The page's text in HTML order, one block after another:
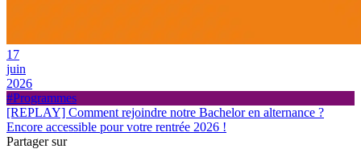
17
juin
2026
#Programmes
[REPLAY] Comment rejoindre notre Bachelor en alternance ?
Encore accessible pour votre rentrée 2026 !
Partager sur